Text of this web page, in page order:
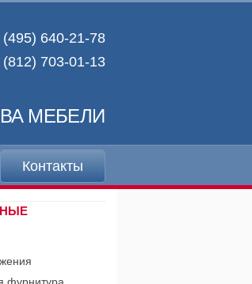
(495) 640-21-78
(812) 703-01-13
МЕБЕЛИ
Контакты